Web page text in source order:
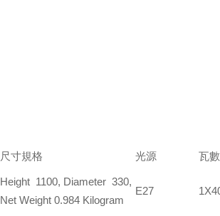
尺寸規格 光源 瓦數
Height 1100, Diameter 330,
Net Weight 0.984 Kilogram
E27